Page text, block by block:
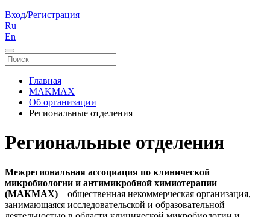
Вход/Регистрация
Ru
En
Главная
MAKMAX
Об организации
Региональные отделения
Региональные отделения
Межрегиональная ассоциация по клинической
микробиологии и антимикробной химиотерапии
(МАКМАХ) – общественная некоммерческая организация,
занимающаяся исследовательской и образовательной